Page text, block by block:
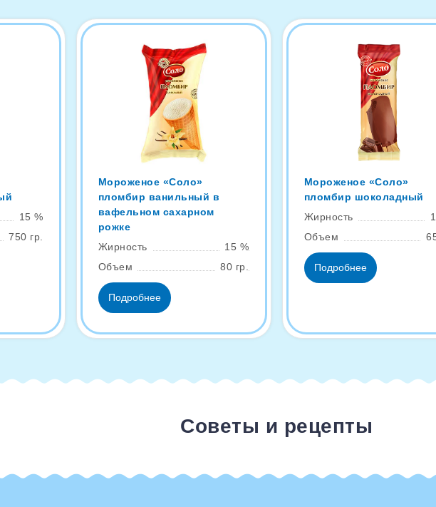
15 %
750 гр.
Мороженое «Соло»
пломбир ванильный в
вафельном сахарном
рожке
Жирность
15 %
Объем
80 гр.
Подробнее
Мороженое «Соло»
пломбир шоколадный
Жирность
Объем
Подробнее
Советы и рецепты